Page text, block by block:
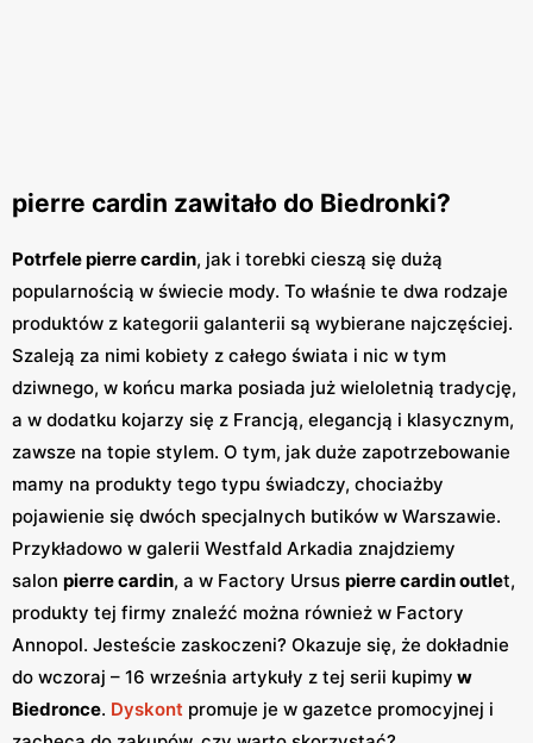
pierre cardin zawitało do Biedronki?
Potrfele pierre cardin, jak i torebki cieszą się dużą
popularnością w świecie mody. To właśnie te dwa rodzaje
produktów z kategorii galanterii są wybierane najczęściej.
Szaleją za nimi kobiety z całego świata i nic w tym
dziwnego, w końcu marka posiada już wieloletnią tradycję,
a w dodatku kojarzy się z Francją, elegancją i klasycznym,
zawsze na topie stylem. O tym, jak duże zapotrzebowanie
mamy na produkty tego typu świadczy, chociażby
pojawienie się dwóch specjalnych butików w Warszawie.
Przykładowo w galerii Westfald Arkadia znajdziemy
salon pierre cardin, a w Factory Ursus pierre cardin outlet,
produkty tej firmy znaleźć można również w Factory
Annopol. Jesteście zaskoczeni? Okazuje się, że dokładnie
do wczoraj – 16 września artykuły z tej serii kupimy w
Biedronce. Dyskont promuje je w gazetce promocyjnej i